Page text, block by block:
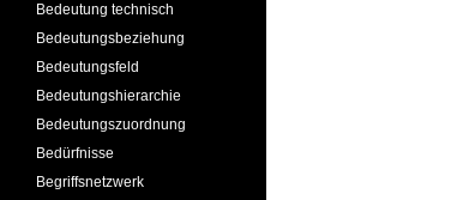
Bedeutung technisch
Bedeutungsbeziehung
Bedeutungsfeld
Bedeutungshierarchie
Bedeutungszuordnung
Bedürfnisse
Begriffsnetzwerk